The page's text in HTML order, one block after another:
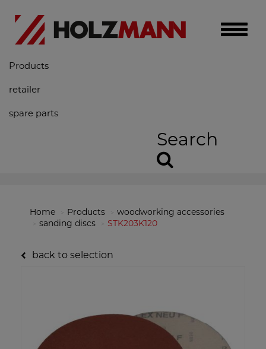
Toggle
Products
retailer
spare parts
Search
Home Products
woodworking accessories
sanding discs
STK203K120
back to selection